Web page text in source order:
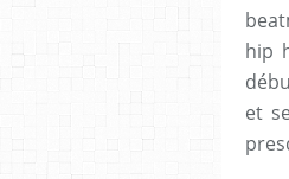
hip
et